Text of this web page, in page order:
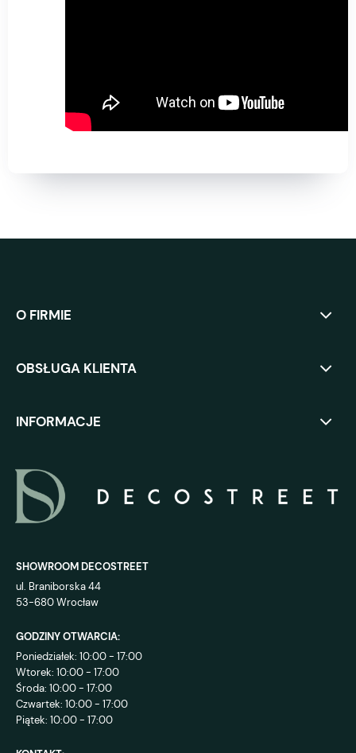
O FIRMIE
OBSŁUGA KLIENTA
INFORMACJE
SHOWROOM DECOSTREET
ul. Braniborska 44
53-680 Wrocław
GODZINY OTWARCIA:
Poniedziałek: 10:00 - 17:00
Wtorek: 10:00 - 17:00
Środa: 10:00 - 17:00
Czwartek: 10:00 - 17:00
Piątek: 10:00 - 17:00